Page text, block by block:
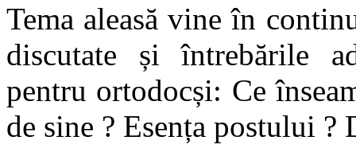
Tema aleasă vine în
discutate și întrebările
pentru ortodocși: Ce
de sine ? Esența postului ?